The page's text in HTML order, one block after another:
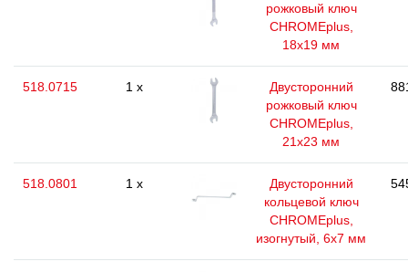
рожковый ключ
CHROMEplus,
18х19 мм
518.0715 1 x
Двусторонний
рожковый ключ
CHROMEplus,
21х23 мм
518.0801 1 x
Двусторонний
кольцевой ключ
CHROMEplus,
изогнутый, 6х7 мм